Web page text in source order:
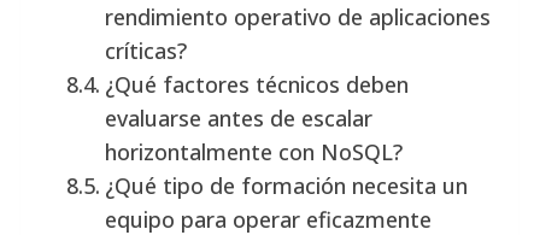
rendimiento operativo de aplicaciones
críticas?
¿Qué factores técnicos deben
evaluarse antes de escalar
horizontalmente con NoSQL?
¿Qué tipo de formación necesita un
equipo para operar eficazmente